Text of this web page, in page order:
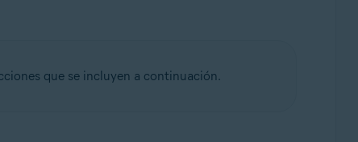
que se incluyen a continuación.